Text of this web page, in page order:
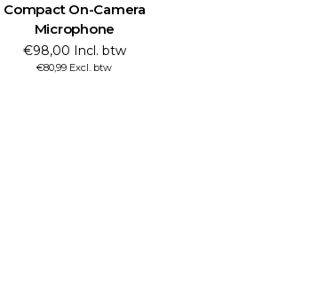
Compact On-Camera
Microphone
€98,00 Incl. btw
€80,99 Excl. btw